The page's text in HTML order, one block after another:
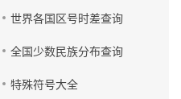
世界各国区号时差查询
全国少数民族分布查询
特殊符号大全